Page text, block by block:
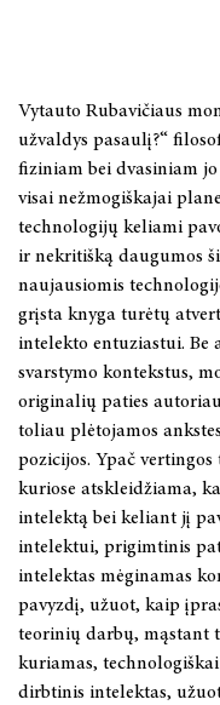
BOOKS IN ENGLISH
KNYGYNAS
LKTI VIRTUALIOJI
Vytauto Rubavičiaus
užvaldys pasaulį?“
fiziniam bei dvasiniam
visai nežmogiškajai
technologijų keliami
ir nekritišką daugumos
naujausiomis
grįsta knyga turėtų
intelekto entuziastui. Be
svarstymo kontekstus,
originalių paties
toliau plėtojamos
pozicijos. Ypač vertingos
kuriose atskleidžiama,
intelektą bei keliant jį
intelektui, prigimtinis
intelektas mėginamas
pavyzdį, užuot, kaip
teorinių darbų, mąstant
kuriamas, technologiškai
dirbtinis intelektas,